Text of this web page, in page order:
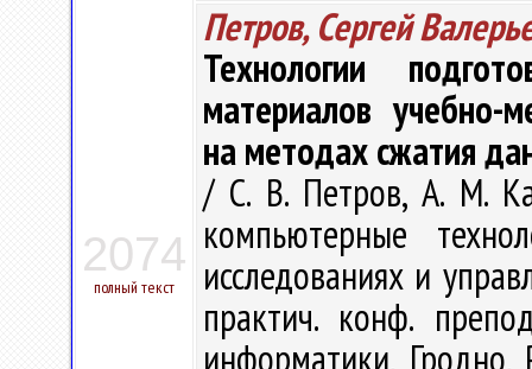
2074
полный текст
Петров, Сергей
Технологии
материалов учебно-
на методах сжатия
/ С. В. Петров, А. М.
компьютерные
исследованиях и
практич. конф.
информатики,